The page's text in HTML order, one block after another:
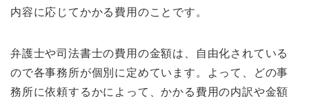
内容に応じてかかる費用のことです。
弁護士や司法書士の費用の金額は、自由化されている
ので各事務所が個別に定めています。よって、どの事
務所に依頼するかによって、かかる費用の内訳や金額